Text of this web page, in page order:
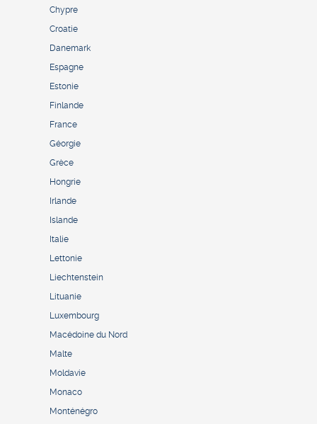
Chypre
Croatie
Danemark
Espagne
Estonie
Finlande
France
Géorgie
Grèce
Hongrie
Irlande
Islande
Italie
Lettonie
Liechtenstein
Lituanie
Luxembourg
Macédoine du Nord
Malte
Moldavie
Monaco
Monténégro